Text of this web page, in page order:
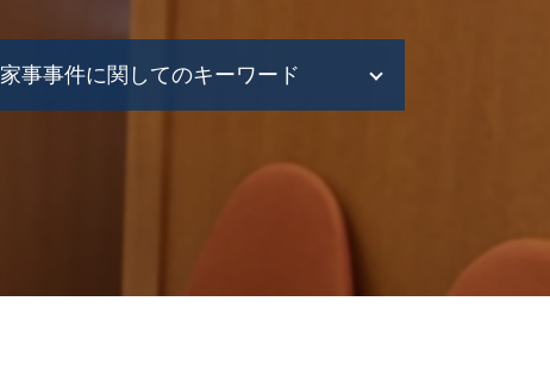
家事事件に関してのキーワード